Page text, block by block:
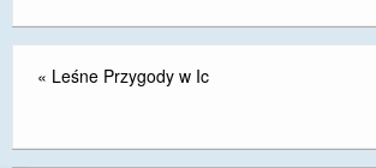
« Leśne Przygody w Ic